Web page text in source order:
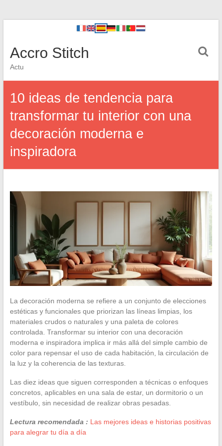
Accro Stitch
Actu
10 ideas de tendencia para
transformar tu interior con una
decoración moderna e
inspiradora
La decoración moderna se refiere a un conjunto de elecciones
estéticas y funcionales que priorizan las líneas limpias, los
materiales crudos o naturales y una paleta de colores
controlada. Transformar su interior con una decoración
moderna e inspiradora implica ir más allá del simple cambio de
color para repensar el uso de cada habitación, la circulación de
la luz y la coherencia de las texturas.
Las diez ideas que siguen corresponden a técnicas o enfoques
concretos, aplicables en una sala de estar, un dormitorio o un
vestíbulo, sin necesidad de realizar obras pesadas.
Lectura recomendada : Las mejores ideas e historias positivas
para alegrar tu día a día